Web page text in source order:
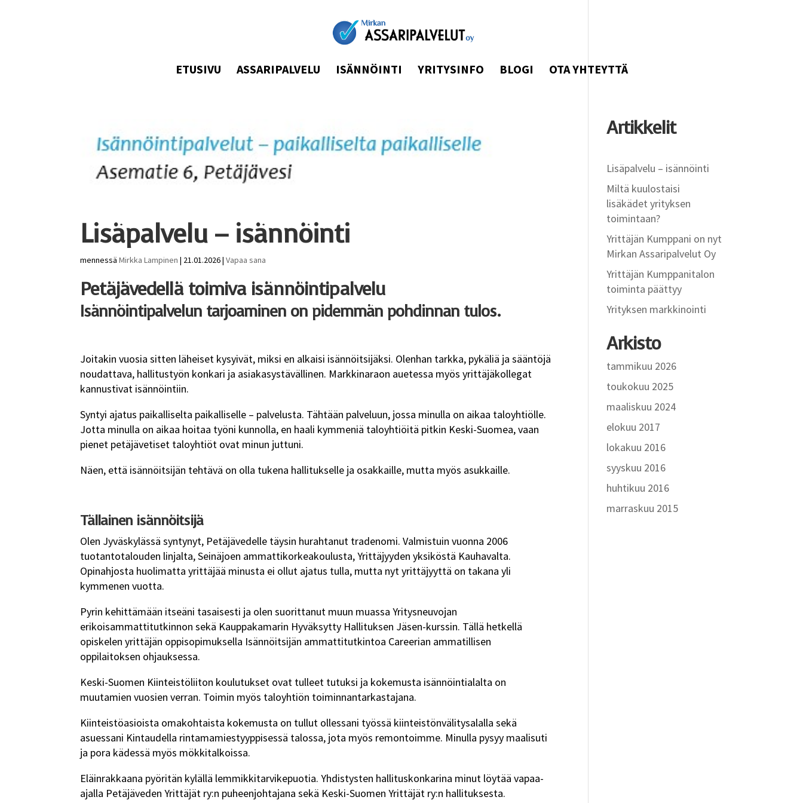
ETUSIVU ASSARIPALVELU ISÄNNÖINTI YRITYSINFO BLOGI OTA YHTEYTTÄ
Lisäpalvelu – isännöinti
mennessäMirkka Lampinen | 21.01.2026|Vapaa sana
Petäjävedellä toimiva isännöintipalvelu
Isännöintipalvelun tarjoaminen on pidemmän pohdinnan tulos.
Joitakin vuosia sitten läheiset kysyivät, miksi en alkaisi isännöitsijäksi. Olenhan tarkka, pykäliä ja sääntöjä
noudattava, hallitustyön konkari ja asiakasystävällinen. Markkinaraon auetessa myös yrittäjäkollegat
kannustivat isännöintiin.
Syntyi ajatus paikalliselta paikalliselle – palvelusta. Tähtään palveluun, jossa minulla on aikaa taloyhtiölle.
Jotta minulla on aikaa hoitaa työni kunnolla, en haali kymmeniä taloyhtiöitä pitkin Keski-Suomea, vaan
pienet petäjävetiset taloyhtiöt ovat minun juttuni.
Näen, että isännöitsijän tehtävä on olla tukena hallitukselle ja osakkaille, mutta myös asukkaille.
Tällainen isännöitsijä
Olen Jyväskylässä syntynyt, Petäjävedelle täysin hurahtanut tradenomi. Valmistuin vuonna 2006
tuotantotalouden linjalta, Seinäjoen ammattikorkeakoulusta, Yrittäjyyden yksiköstä Kauhavalta.
Opinahjosta huolimatta yrittäjää minusta ei ollut ajatus tulla, mutta nyt yrittäjyyttä on takana yli
kymmenen vuotta.
Pyrin kehittämään itseäni tasaisesti ja olen suorittanut muun muassa Yritysneuvojan
erikoisammattitutkinnon sekä Kauppakamarin Hyväksytty Hallituksen Jäsen-kurssin. Tällä hetkellä
opiskelen yrittäjän oppisopimuksella Isännöitsijän ammattitutkintoa Careerian ammatillisen
oppilaitoksen ohjauksessa.
Keski-Suomen Kiinteistöliiton koulutukset ovat tulleet tutuksi ja kokemusta isännöintialalta on
muutamien vuosien verran. Toimin myös taloyhtiön toiminnantarkastajana.​
Kiinteistöasioista omakohtaista kokemusta on tullut ollessani työssä kiinteistönvälitysalalla sekä
asuessani Kintaudella rintamamiestyyppisessä talossa, jota myös remontoimme. Minulla pysyy maalisuti
ja pora kädessä myös mökkitalkoissa.
Eläinrakkaana pyöritän kylällä lemmikkitarvikepuotia. Yhdistysten hallituskonkarina minut löytää vapaa-
ajalla Petäjäveden Yrittäjät ry:n puheenjohtajana sekä Keski-Suomen Yrittäjät ry:n hallituksesta.
Artikkelit
Lisäpalvelu – isännöinti
Miltä kuulostaisi
lisäkädet yrityksen
toimintaan?
Yrittäjän Kumppani on nyt
Mirkan Assaripalvelut Oy
Yrittäjän Kumppanitalon
toiminta päättyy
Yrityksen markkinointi
Arkisto
tammikuu 2026
toukokuu 2025
maaliskuu 2024
elokuu 2017
lokakuu 2016
syyskuu 2016
huhtikuu 2016
marraskuu 2015